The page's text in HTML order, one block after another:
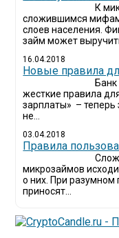
К
сложившимся
слоев населения.
займ может выручить
16.04.2018
Новые правила
жесткие правила
зарплаты» – теперь
не...
03.04.2018
​Правила
микрозаймов
о них. При разумном
приносят...